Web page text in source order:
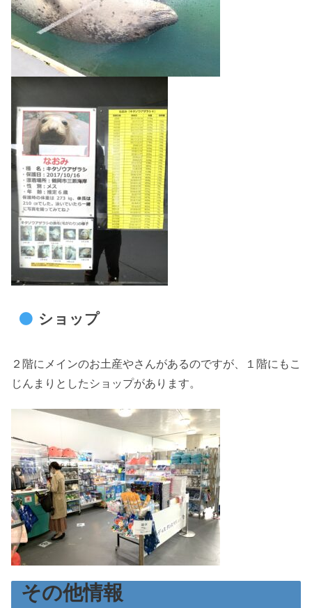
ショップ
２階にメインのお土産やさんがあるのですが、１階にもこ
じんまりとしたショップがあります。
その他情報